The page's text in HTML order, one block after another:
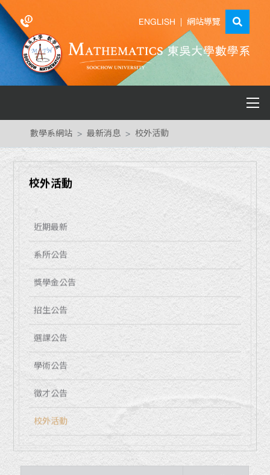
ENGLISH | 網站導覽
數學系網站 最新消息 校外活動
校外活動
近期最新
系所公告
獎學金公告
招生公告
選課公告
學術公告
徵才公告
校外活動